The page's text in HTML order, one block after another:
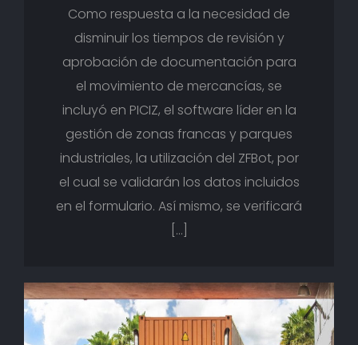
Como respuesta a la necesidad de
disminuir los tiempos de revisión y
aprobación de documentación para
el movimiento de mercancías, se
incluyó en PICIZ, el software líder en la
gestión de zonas francas y parques
industriales, la utilización del ZFBot, por
el cual se validarán los datos incluidos
en el formulario. Así mismo, se verificará
[…]